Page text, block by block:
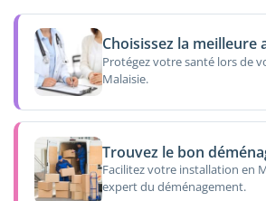
Choisissez la meilleure
Protégez votre santé lors de
Malaisie.
Trouvez le bon
Facilitez votre installation en
expert du déménagement.